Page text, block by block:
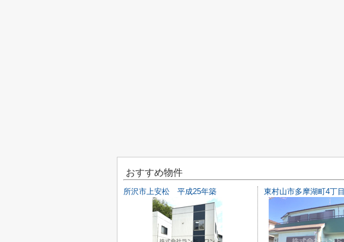
おすすめ物件
所沢市上安松 平成25年築 東村山市多摩湖町4丁目